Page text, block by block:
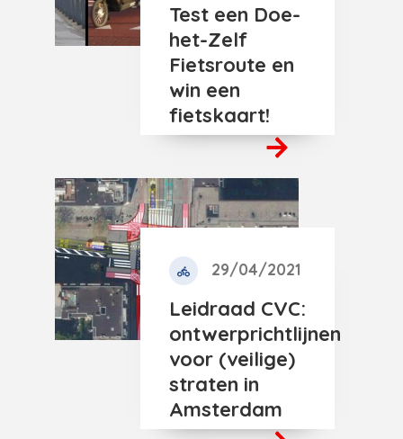
Test een Doe-
het-Zelf
Fietsroute en
win een
fietskaart!
29/04/2021
Leidraad CVC:
ontwerprichtlijnen
voor (veilige)
straten in
Amsterdam